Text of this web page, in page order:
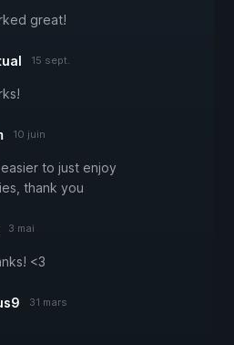
great!
15 sept.
10 juin
to just enjoy
thank you
3 mai
<3
31 mars